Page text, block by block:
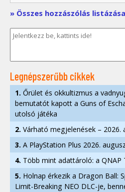
» Összes hozzászólás
Legnépszerűbb cikkek
1. Őrület és okkultizmus a
bemutatót kapott a Guns of
utolsó játéka
2. Várható megjelenések – 2026.
3. A PlayStation Plus 2026.
4. Több mint adattároló: a QNAP
5. Holnap érkezik a Dragon Ball:
Limit-Breaking NEO DLC-je,